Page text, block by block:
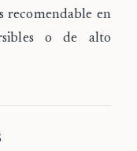
recomendable en
o de alto